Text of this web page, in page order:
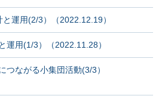
運用(2/3）（2022.12.19）
用(1/3）（2022.11.28）
ながる小集団活動(3/3）